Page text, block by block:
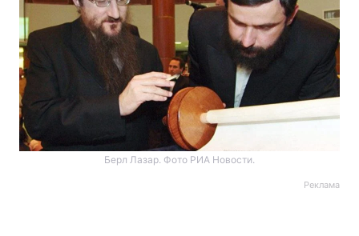
Берл Лазар. Фото РИА Новости.
Реклама